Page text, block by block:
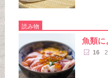
読み物
魚類に
16